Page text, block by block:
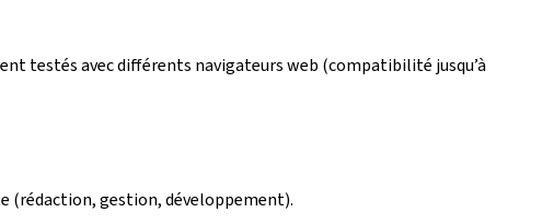
testés avec différents navigateurs web (compatibilité jusqu’à
(rédaction, gestion, développement).